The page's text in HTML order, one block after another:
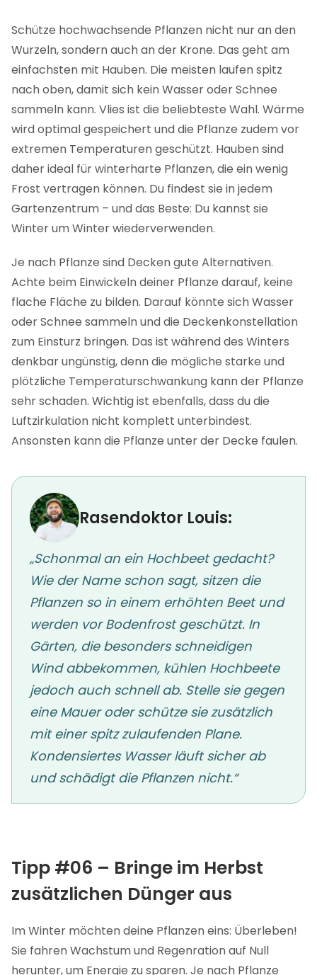
Schütze hochwachsende Pflanzen nicht nur an den
Wurzeln, sondern auch an der Krone. Das geht am
einfachsten mit Hauben. Die meisten laufen spitz
nach oben, damit sich kein Wasser oder Schnee
sammeln kann. Vlies ist die beliebteste Wahl. Wärme
wird optimal gespeichert und die Pflanze zudem vor
extremen Temperaturen geschützt. Hauben sind
daher ideal für winterharte Pflanzen, die ein wenig
Frost vertragen können. Du findest sie in jedem
Gartenzentrum – und das Beste: Du kannst sie
Winter um Winter wiederverwenden.
Je nach Pflanze sind Decken gute Alternativen.
Achte beim Einwickeln deiner Pflanze darauf, keine
flache Fläche zu bilden. Darauf könnte sich Wasser
oder Schnee sammeln und die Deckenkonstellation
zum Einsturz bringen. Das ist während des Winters
denkbar ungünstig, denn die mögliche starke und
plötzliche Temperaturschwankung kann der Pflanze
sehr schaden. Wichtig ist ebenfalls, dass du die
Luftzirkulation nicht komplett unterbindest.
Ansonsten kann die Pflanze unter der Decke faulen.
Rasendoktor Louis:
„Schonmal an ein Hochbeet gedacht?
Wie der Name schon sagt, sitzen die
Pflanzen so in einem erhöhten Beet und
werden vor Bodenfrost geschützt. In
Gärten, die besonders schneidigen
Wind abbekommen, kühlen Hochbeete
jedoch auch schnell ab. Stelle sie gegen
eine Mauer oder schütze sie zusätzlich
mit einer spitz zulaufenden Plane.
Kondensiertes Wasser läuft sicher ab
und schädigt die Pflanzen nicht.“
Tipp #06 – Bringe im Herbst
zusätzlichen Dünger aus
Im Winter möchten deine Pflanzen eins: Überleben!
Sie fahren Wachstum und Regenration auf Null
herunter, um Energie zu sparen. Je nach Pflanze